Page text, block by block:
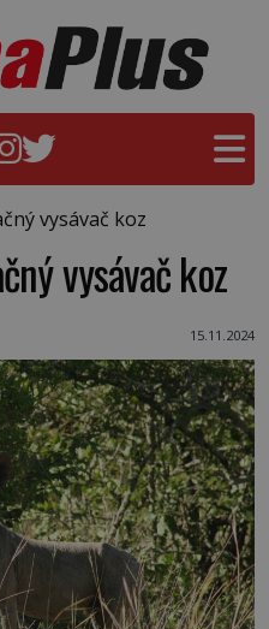
vysávač koz
vysávač koz
15.11.2024